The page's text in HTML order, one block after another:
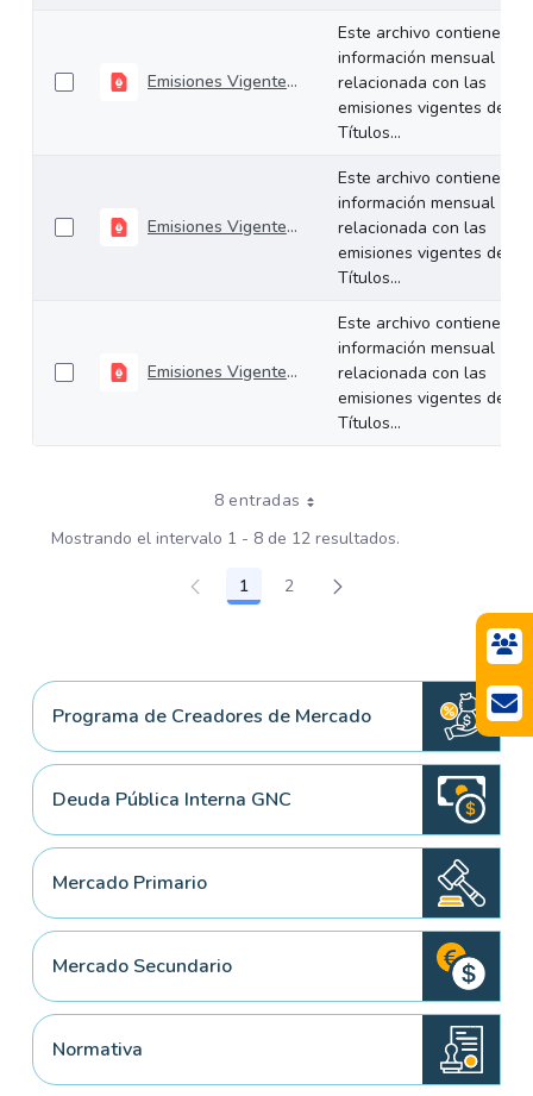
Emisiones Vigentes Julio - 2019
Este archivo contiene
información mensual
relacionada con las
emisiones vigentes de los
Títulos...
Emisiones Vigentes Junio - 2019
Este archivo contiene
información mensual
relacionada con las
emisiones vigentes de los
Títulos...
Emisiones Vigentes Mayo - 2019
Este archivo contiene
información mensual
relacionada con las
emisiones vigentes de los
Títulos...
8 entradas
Mostrando el intervalo 1 - 8 de 12 resultados.
Página
1 Página
2
Programa de Creadores de Mercado
Deuda Pública Interna GNC
Mercado Primario
Mercado Secundario
Normativa